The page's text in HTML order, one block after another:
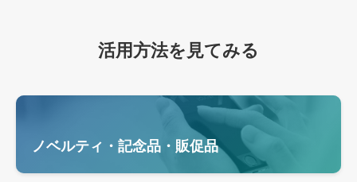
活用方法を見てみる
ノベルティ・記念品・販促品